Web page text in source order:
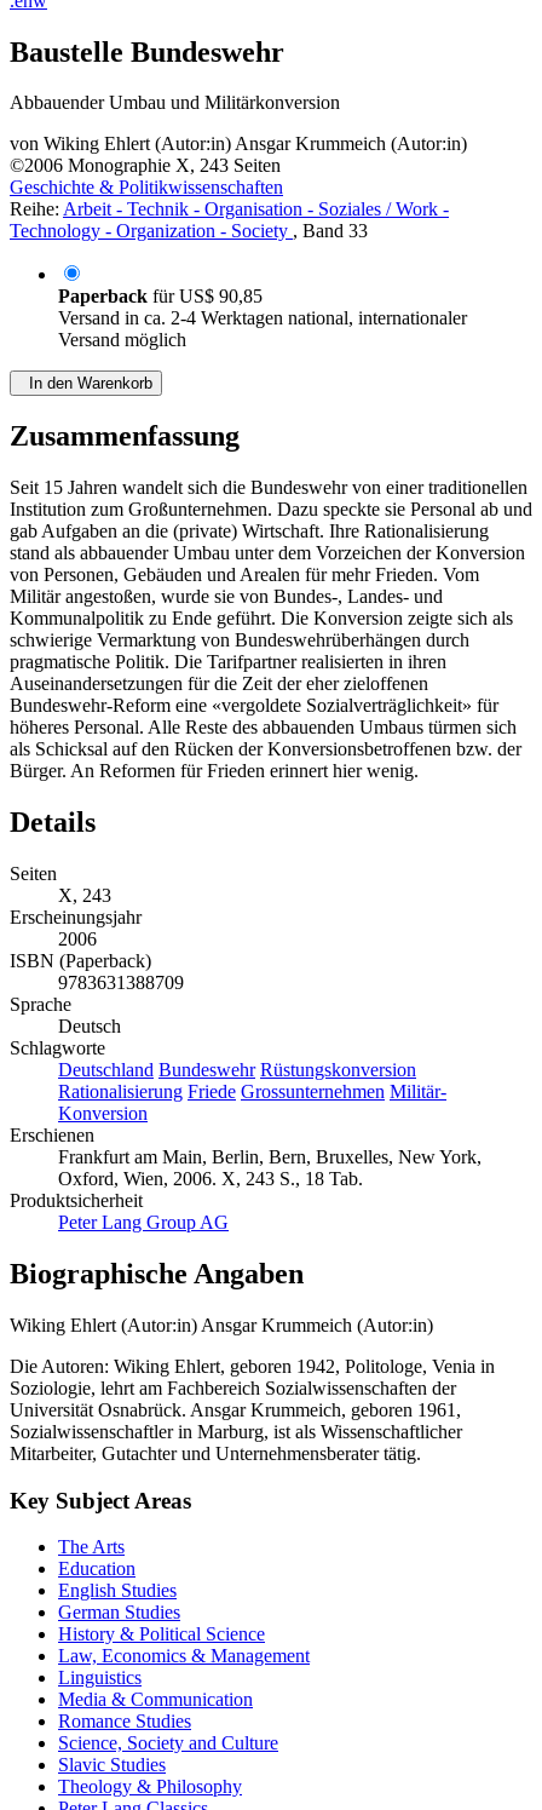
Baustelle Bundeswehr
Abbauender Umbau und Militärkonversion
von Wiking Ehlert (Autor:in)Ansgar Krummeich (Autor:in)
©2006 Monographie X, 243 Seiten
Geschichte & Politikwissenschaften
Reihe: Arbeit - Technik - Organisation - Soziales / Work -
Technology - Organization - Society , Band 33
Paperback fürUS$ 90,85
Versand in ca. 2-4 Werktagen national, internationaler
Versand möglich
In den Warenkorb
Zusammenfassung
Seit 15 Jahren wandelt sich die Bundeswehr von einer traditionellen
Institution zum Großunternehmen. Dazu speckte sie Personal ab und
gab Aufgaben an die (private) Wirtschaft. Ihre Rationalisierung
stand als abbauender Umbau unter dem Vorzeichen der Konversion
von Personen, Gebäuden und Arealen für mehr Frieden. Vom
Militär angestoßen, wurde sie von Bundes-, Landes- und
Kommunalpolitik zu Ende geführt. Die Konversion zeigte sich als
schwierige Vermarktung von Bundeswehrüberhängen durch
pragmatische Politik. Die Tarifpartner realisierten in ihren
Auseinandersetzungen für die Zeit der eher zieloffenen
Bundeswehr-Reform eine «vergoldete Sozialverträglichkeit» für
höheres Personal. Alle Reste des abbauenden Umbaus türmen sich
als Schicksal auf den Rücken der Konversionsbetroffenen bzw. der
Bürger. An Reformen für Frieden erinnert hier wenig.
Details
Seiten
X, 243
Erscheinungsjahr
2006
ISBN (Paperback)
9783631388709
Sprache
Deutsch
Schlagworte
Deutschland Bundeswehr Rüstungskonversion
Rationalisierung Friede Grossunternehmen Militär-
Konversion
Erschienen
Frankfurt am Main, Berlin, Bern, Bruxelles, New York,
Oxford, Wien, 2006. X, 243 S., 18 Tab.
Produktsicherheit
Peter Lang Group AG
Biographische Angaben
Wiking Ehlert (Autor:in) Ansgar Krummeich (Autor:in)
Die Autoren: Wiking Ehlert, geboren 1942, Politologe, Venia in
Soziologie, lehrt am Fachbereich Sozialwissenschaften der
Universität Osnabrück. Ansgar Krummeich, geboren 1961,
Sozialwissenschaftler in Marburg, ist als Wissenschaftlicher
Mitarbeiter, Gutachter und Unternehmensberater tätig.
Key Subject Areas
The Arts
Education
English Studies
German Studies
History & Political Science
Law, Economics & Management
Linguistics
Media & Communication
Romance Studies
Science, Society and Culture
Slavic Studies
Theology & Philosophy